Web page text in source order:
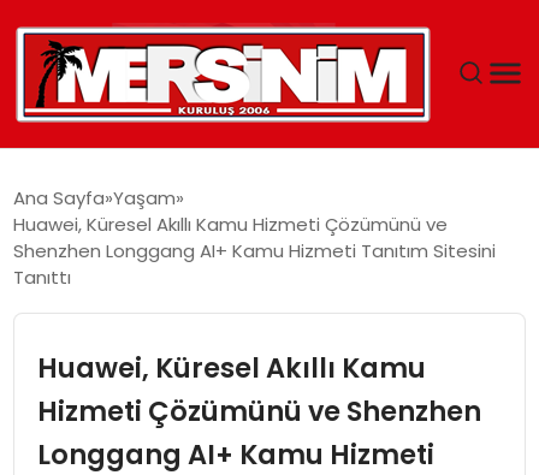
YAŞAM
SAĞLIK
EĞITIM
Ana Sayfa Yaşam
Huawei, Küresel Akıllı Kamu Hizmeti Çözümünü ve
Shenzhen Longgang AI+ Kamu Hizmeti Tanıtım Sitesini
Tanıttı
Huawei, Küresel Akıllı Kamu
Hizmeti Çözümünü ve Shenzhen
Longgang AI+ Kamu Hizmeti